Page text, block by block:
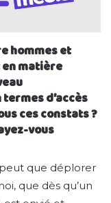
hommes et
matière
d’accès
ces constats ?
vous
que déplorer
que dès qu’un